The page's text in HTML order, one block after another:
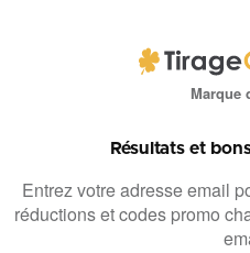
Marque
Résultats et
Entrez votre adresse email
réductions et codes promo